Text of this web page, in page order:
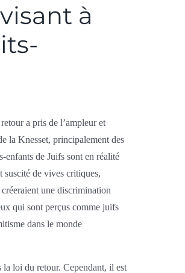
à
a pris de l’ampleur et
la Knesset, principalement des
enfants de Juifs sont en réalité
suscité de vives critiques,
une discrimination
qui sont perçus comme juifs
dans le monde
la loi du retour. Cependant, il est